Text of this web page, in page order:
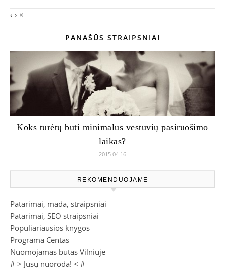
‹ › ×
PANAŠŪS STRAIPSNIAI
Koks turėtų būti minimalus vestuvių pasiruošimo
laikas?
2015 04 16
REKOMENDUOJAME
Patarimai, mada, straipsniai
Patarimai, SEO straipsniai
Populiariausios knygos
Programa Centas
Nuomojamas butas Vilniuje
# > Jūsų nuoroda! < #